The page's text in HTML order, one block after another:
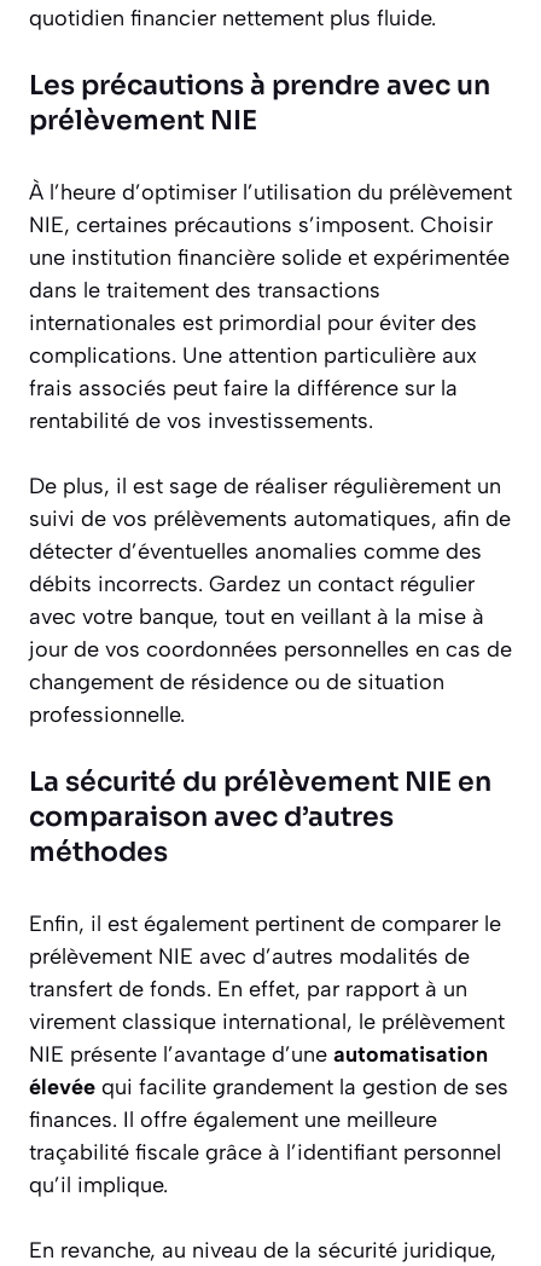
quotidien financier nettement plus fluide.
Les précautions à prendre avec un
prélèvement NIE
À l’heure d’optimiser l’utilisation du prélèvement
NIE, certaines précautions s’imposent. Choisir
une institution financière solide et expérimentée
dans le traitement des transactions
internationales est primordial pour éviter des
complications. Une attention particulière aux
frais associés peut faire la différence sur la
rentabilité de vos investissements.
De plus, il est sage de réaliser régulièrement un
suivi de vos prélèvements automatiques, afin de
détecter d’éventuelles anomalies comme des
débits incorrects. Gardez un contact régulier
avec votre banque, tout en veillant à la mise à
jour de vos coordonnées personnelles en cas de
changement de résidence ou de situation
professionnelle.
La sécurité du prélèvement NIE en
comparaison avec d’autres
méthodes
Enfin, il est également pertinent de comparer le
prélèvement NIE avec d’autres modalités de
transfert de fonds. En effet, par rapport à un
virement classique international, le prélèvement
NIE présente l’avantage d’une automatisation
élevée qui facilite grandement la gestion de ses
finances. Il offre également une meilleure
traçabilité fiscale grâce à l’identifiant personnel
qu’il implique.
En revanche, au niveau de la sécurité juridique,